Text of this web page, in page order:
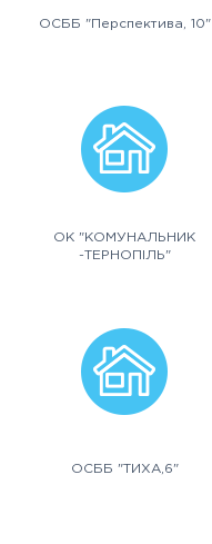
ОСББ "Перспектива, 10"
ОК "КОМУНАЛЬНИК
-ТЕРНОПІЛЬ"
ОСББ "ТИХА,6"